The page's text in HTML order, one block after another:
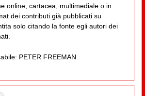
online, cartacea, multimediale o in
dei contributi già pubblicati su
solo citando la fonte egli autori dei
PETER FREEMAN